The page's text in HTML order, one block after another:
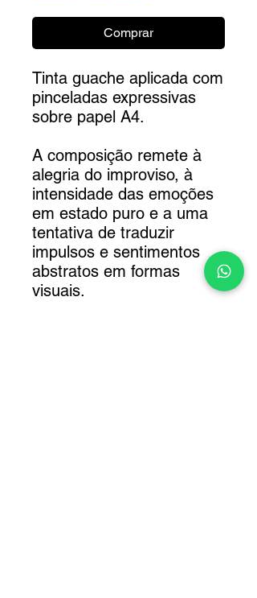
Comprar
Tinta guache aplicada com
pinceladas expressivas
sobre papel A4.
A composição remete à
alegria do improviso, à
intensidade das emoções
em estado puro e a uma
tentativa de traduzir
impulsos e sentimentos
abstratos em formas
visuais.